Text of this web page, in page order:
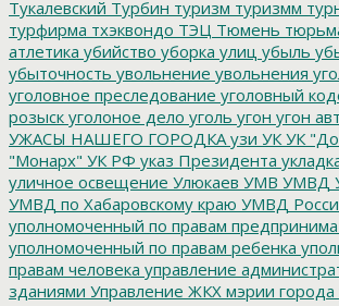
Тукалевский Турбин туризм туризмм
турфирма тхэквондо ТЭЦ Тюмень
атлетика убийство уборка улиц убыль
убыточность увольнение увольнения
уголовное преследование уголовный
розыск уголоное дело уголь угон угон
УЖАСЫ НАШЕГО ГОРОДКА узи УК УК
"Монарх" УК РФ указ Президента
уличное освещение Улюкаев УМВ УМВД
УМВД по Хабаровскому краю УМВД
уполномоченный по правам
уполномоченный по правам ребенка
правам человека управление
зданиями Управление ЖКХ мэрии города